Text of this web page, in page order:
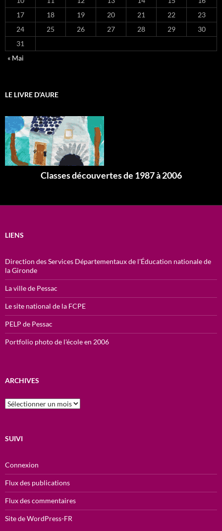
17
18 19 20 21 22
23
24
25 26 27 28 29
30
31
« Mai
LE LIVRE D’AURE
Classes découvertes de 1987 à 2006
LIENS
Direction des Services Départementaux de l'Éducation nationale de
la Gironde
La ville de Pessac
Le site national de la FCPE
PELP de Pessac
Portfolio photo de l'école en 2006
ARCHIVES
ARCHIVES
SUIVI
Connexion
Flux des publications
Flux des commentaires
Site de WordPress-FR